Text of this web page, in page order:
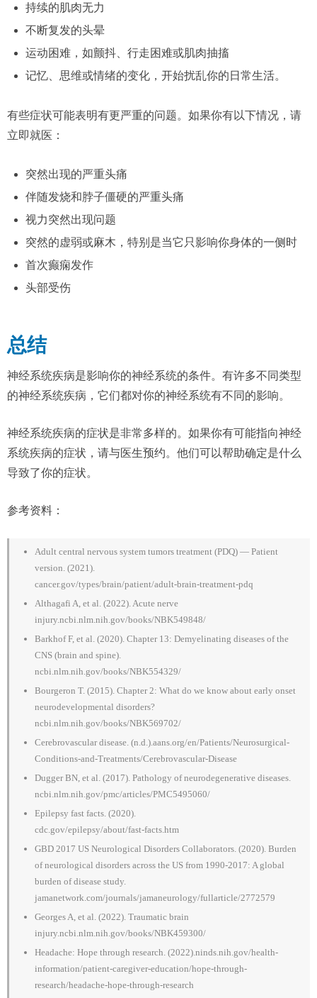
持续的肌肉无力
不断复发的头晕
运动困难，如颤抖、行走困难或肌肉抽搐
记忆、思维或情绪的变化，开始扰乱你的日常生活。
有些症状可能表明有更严重的问题。如果你有以下情况，请
立即就医：
突然出现的严重头痛
伴随发烧和脖子僵硬的严重头痛
视力突然出现问题
突然的虚弱或麻木，特别是当它只影响你身体的一侧时
首次癫痫发作
头部受伤
总结
神经系统疾病是影响你的神经系统的条件。有许多不同类型
的神经系统疾病，它们都对你的神经系统有不同的影响。
神经系统疾病的症状是非常多样的。如果你有可能指向神经
系统疾病的症状，请与医生预约。他们可以帮助确定是什么
导致了你的症状。
参考资料：
Adult central nervous system tumors treatment (PDQ) — Patient
version. (2021).
cancer.gov/types/brain/patient/adult-brain-treatment-pdq
Althagafi A, et al. (2022). Acute nerve
injury.ncbi.nlm.nih.gov/books/NBK549848/
Barkhof F, et al. (2020). Chapter 13: Demyelinating diseases of the
CNS (brain and spine).
ncbi.nlm.nih.gov/books/NBK554329/
Bourgeron T. (2015). Chapter 2: What do we know about early onset
neurodevelopmental disorders?
ncbi.nlm.nih.gov/books/NBK569702/
Cerebrovascular disease. (n.d.).aans.org/en/Patients/Neurosurgical-
Conditions-and-Treatments/Cerebrovascular-Disease
Dugger BN, et al. (2017). Pathology of neurodegenerative diseases.
ncbi.nlm.nih.gov/pmc/articles/PMC5495060/
Epilepsy fast facts. (2020).
cdc.gov/epilepsy/about/fast-facts.htm
GBD 2017 US Neurological Disorders Collaborators. (2020). Burden
of neurological disorders across the US from 1990-2017: A global
burden of disease study.
jamanetwork.com/journals/jamaneurology/fullarticle/2772579
Georges A, et al. (2022). Traumatic brain
injury.ncbi.nlm.nih.gov/books/NBK459300/
Headache: Hope through research. (2022).ninds.nih.gov/health-
information/patient-caregiver-education/hope-through-
research/headache-hope-through-research